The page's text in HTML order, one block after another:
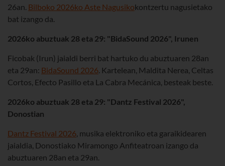
26an. Bilboko 2026ko Aste Nagusikokontzertu nagusietako
bat izango da.
2026ko abuztuak 28 eta 29: "BidaSound 2026", Irunen
Ficobak (Irun) jaialdi berri bat hartuko du abuztuaren 28an
eta 29an: BidaSound 2026. Kartelean, Maldita Nerea, Celtas
Cortos, Efecto Pasillo eta La Cabra Mecánica, besteak beste.
2026ko abuztuak 28 eta 29: "Dantz Festival 2026",
Donostian
Dantz Festival 2026, musika elektroniko eta garaikidearen
jaialdia, Donostiako Miramongo Anfiteatroan izango da
abuztuaren 28an eta 29an.